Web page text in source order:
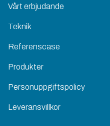
Vårt erbjudande
Teknik
Referenscase
Produkter
Personuppgiftspolicy
Leveransvillkor